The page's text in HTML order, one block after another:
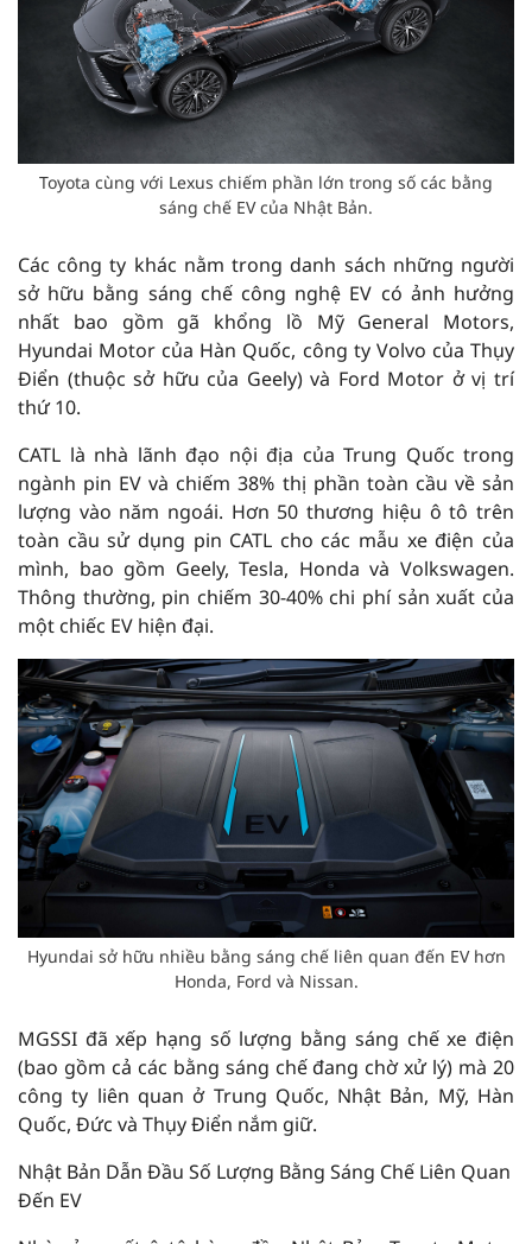
Toyota cùng với Lexus chiếm phần lớn trong số các bằng
sáng chế EV của Nhật Bản.
Các công ty khác nằm trong danh sách những người
sở hữu bằng sáng chế công nghệ EV có ảnh hưởng
nhất bao gồm gã khổng lồ Mỹ General Motors,
Hyundai Motor của Hàn Quốc, công ty Volvo của Thụy
Điển (thuộc sở hữu của Geely) và Ford Motor ở vị trí
thứ 10.
CATL là nhà lãnh đạo nội địa của Trung Quốc trong
ngành pin EV và chiếm 38% thị phần toàn cầu về sản
lượng vào năm ngoái. Hơn 50 thương hiệu ô tô trên
toàn cầu sử dụng pin CATL cho các mẫu xe điện của
mình, bao gồm Geely, Tesla, Honda và Volkswagen.
Thông thường, pin chiếm 30-40% chi phí sản xuất của
một chiếc EV hiện đại.
Hyundai sở hữu nhiều bằng sáng chế liên quan đến EV hơn
Honda, Ford và Nissan.
MGSSI đã xếp hạng số lượng bằng sáng chế xe điện
(bao gồm cả các bằng sáng chế đang chờ xử lý) mà 20
công ty liên quan ở Trung Quốc, Nhật Bản, Mỹ, Hàn
Quốc, Đức và Thụy Điển nắm giữ.
Nhật Bản Dẫn Đầu Số Lượng Bằng Sáng Chế Liên Quan
Đến EV